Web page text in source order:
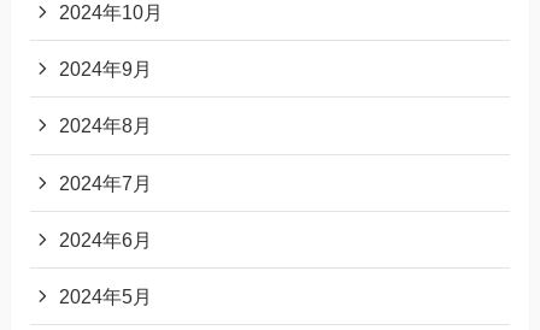
2024年10月
2024年9月
2024年8月
2024年7月
2024年6月
2024年5月